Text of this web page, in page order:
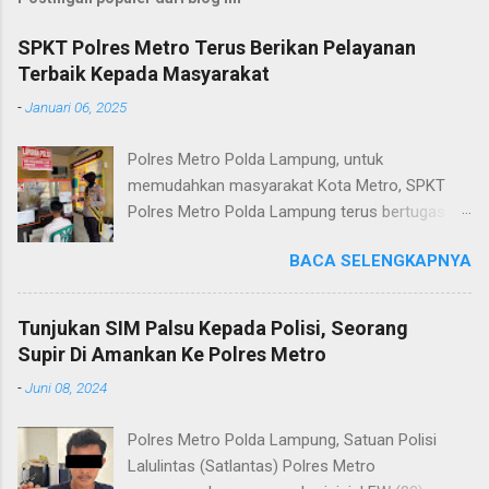
SPKT Polres Metro Terus Berikan Pelayanan
Terbaik Kepada Masyarakat
-Januari 06, 2025
Polres Metro Polda Lampung, untuk
memudahkan masyarakat Kota Metro, SPKT
Polres Metro Polda Lampung terus bertugas
terkait layanan pengaduan, pelayanan SKCK dan
pelayanan Identifikasi sidik jari secara terpadu
kepada masyarakat. Senin (06/01/2025) Dalam
mewujudkan pelayanan prima kepolisian, SPKT
Heri Sulistyo Nugroho S.IK, M.IK mengatakan
“SPKT Polres Metro akan terus berusaha
BACA SELENGKAPNYA
Tunjukan SIM Palsu Kepada Polisi, Seorang
Supir Di Amankan Ke Polres Metro
-Juni 08, 2024
Polres Metro Polda Lampung, Satuan Polisi
Lalulintas (Satlantas) Polres Metro